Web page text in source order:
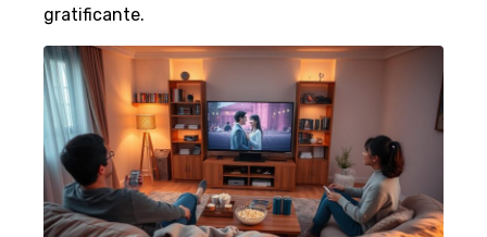
gratificante.